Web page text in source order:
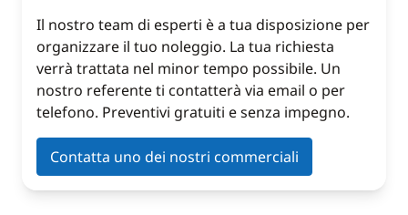
Il nostro team di esperti è a tua disposizione per
organizzare il tuo noleggio. La tua richiesta
verrà trattata nel minor tempo possibile. Un
nostro referente ti contatterà via email o per
telefono. Preventivi gratuiti e senza impegno.
Contatta uno dei nostri commerciali